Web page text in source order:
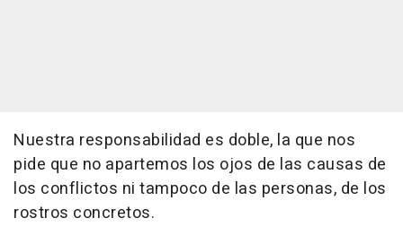
Nuestra responsabilidad es doble, la que nos
pide que no apartemos los ojos de las causas de
los conflictos ni tampoco de las personas, de los
rostros concretos.